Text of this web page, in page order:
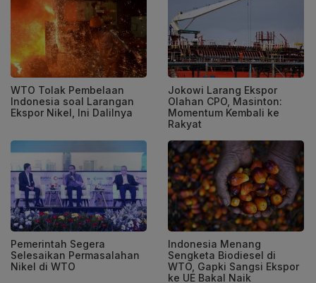
WTO Tolak Pembelaan
Indonesia soal Larangan
Ekspor Nikel, Ini Dalilnya
Jokowi Larang Ekspor
Olahan CPO, Masinton:
Momentum Kembali ke
Rakyat
Pemerintah Segera
Selesaikan Permasalahan
Nikel di WTO
Indonesia Menang
Sengketa Biodiesel di
WTO, Gapki Sangsi Ekspor
ke UE Bakal Naik